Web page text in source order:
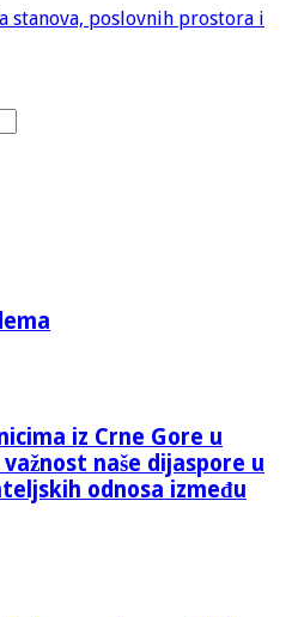
iz Crne Gore u
naše dijaspore u
odnosa između